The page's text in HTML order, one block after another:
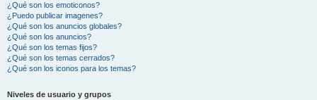
¿Qué son los emoticonos?
¿Puedo publicar imagenes?
¿Qué son los anuncios globales?
¿Qué son los anuncios?
¿Qué son los temas fijos?
¿Qué son los temas cerrados?
¿Qué son los iconos para los temas?
Niveles de usuario y grupos